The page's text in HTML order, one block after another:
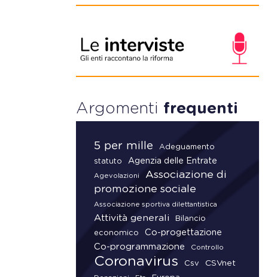
Argomenti frequenti
5 per mille
Adeguamento
statuto
Agenzia delle Entrate
Agevolazioni
Associazione di
promozione sociale
Associazione sportiva dilettantistica
Attività generali
Bilancio
economico
Co-progettazione
Co-programmazione
Controllo
Coronavirus Csv CSVnet